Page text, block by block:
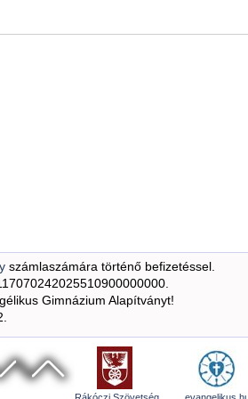
számlaszámára történő befizetéssel.
Gimnázium Alapítványt!